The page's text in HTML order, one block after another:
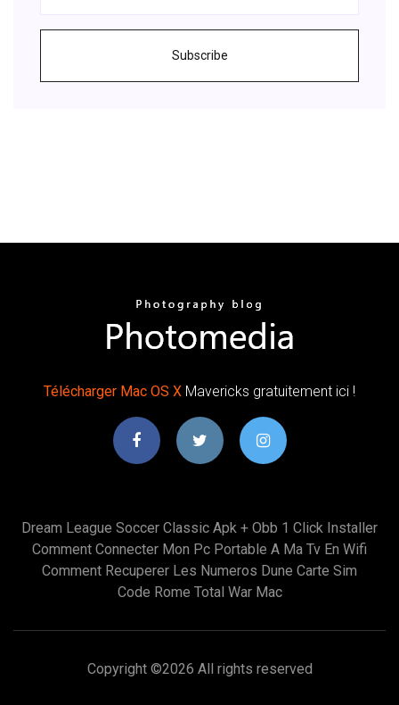
Subscribe
Télécharger Mac OS X Mavericks gratuitement ici !
Dream League Soccer Classic Apk + Obb 1 Click Installer
Comment Connecter Mon Pc Portable A Ma Tv En Wifi
Comment Recuperer Les Numeros Dune Carte Sim
Code Rome Total War Mac
Copyright ©2026 All rights reserved